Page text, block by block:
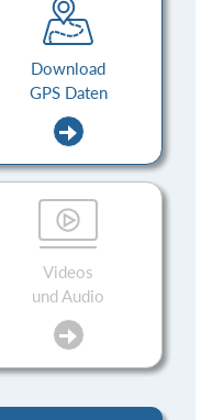
Download
GPS Daten
Videos
und Audio